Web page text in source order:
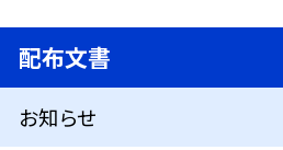
配布文書
お知らせ